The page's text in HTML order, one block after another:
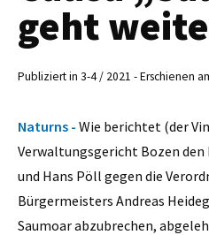
geht
Publiziert in 3-4 / 2021 - Erschienen
Naturns - Wie berichtet (der
Verwaltungsgericht Bozen
und Hans Pöll gegen die
Bürgermeisters Andreas
Saumoar abzubrechen,